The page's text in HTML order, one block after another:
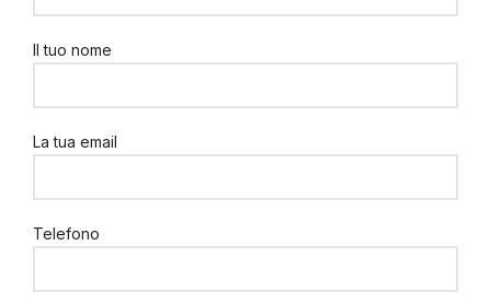
Il tuo nome
La tua email
Telefono